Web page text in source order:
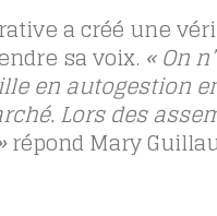
a créé une
sa voix. « On
en autogestion
Lors des
répond Mary